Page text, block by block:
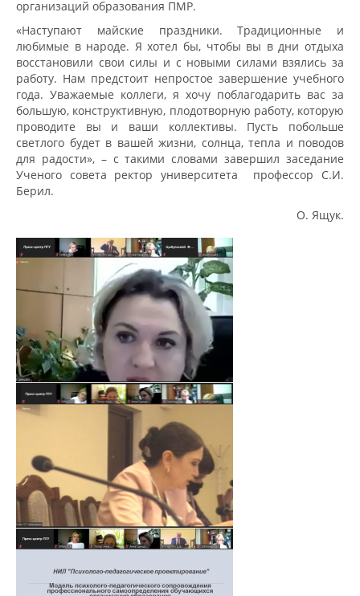
организаций образования ПМР.
«Наступают майские праздники. Традиционные и
любимые в народе. Я хотел бы, чтобы вы в дни отдыха
восстановили свои силы и с новыми силами взялись за
работу. Нам предстоит непростое завершение учебного
года. Уважаемые коллеги, я хочу поблагодарить вас за
большую, конструктивную, плодотворную работу, которую
проводите вы и ваши коллективы. Пусть побольше
светлого будет в вашей жизни, солнца, тепла и поводов
для радости», – с такими словами завершил заседание
Ученого совета ректор университета профессор С.И.
Берил.
О. Ящук.